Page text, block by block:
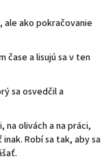
ako pokračovanie
čase a lisujú sa v ten
sa osvedčil a
na olivách a na práci,
Robí sa tak, aby sa